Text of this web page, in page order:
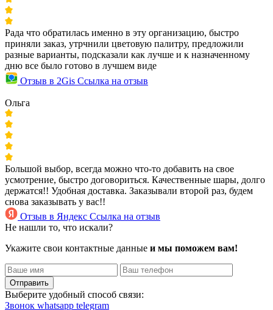
Рада что обратилась именно в эту организацию, быстро
приняли заказ, утрчнили цветовую палитру, предложили
разные варианты, подсказали как лучше и к назначенному
дню все было готово в лучшем виде
Отзыв в 2Gis Ссылка на отзыв
Ольга
Большой выбор, всегда можно что-то добавить на свое
усмотрение, быстро договориться. Качественные шары, долго
держатся!! Удобная доставка. Заказывали второй раз, будем
снова заказывать у вас!!
Отзыв в Яндекс Ссылка на отзыв
Не нашли то, что искали?
Укажите свои контактные данные и мы поможем вам!
Отправить
Выберите удобный способ связи:
Звонок whatsapp telegram